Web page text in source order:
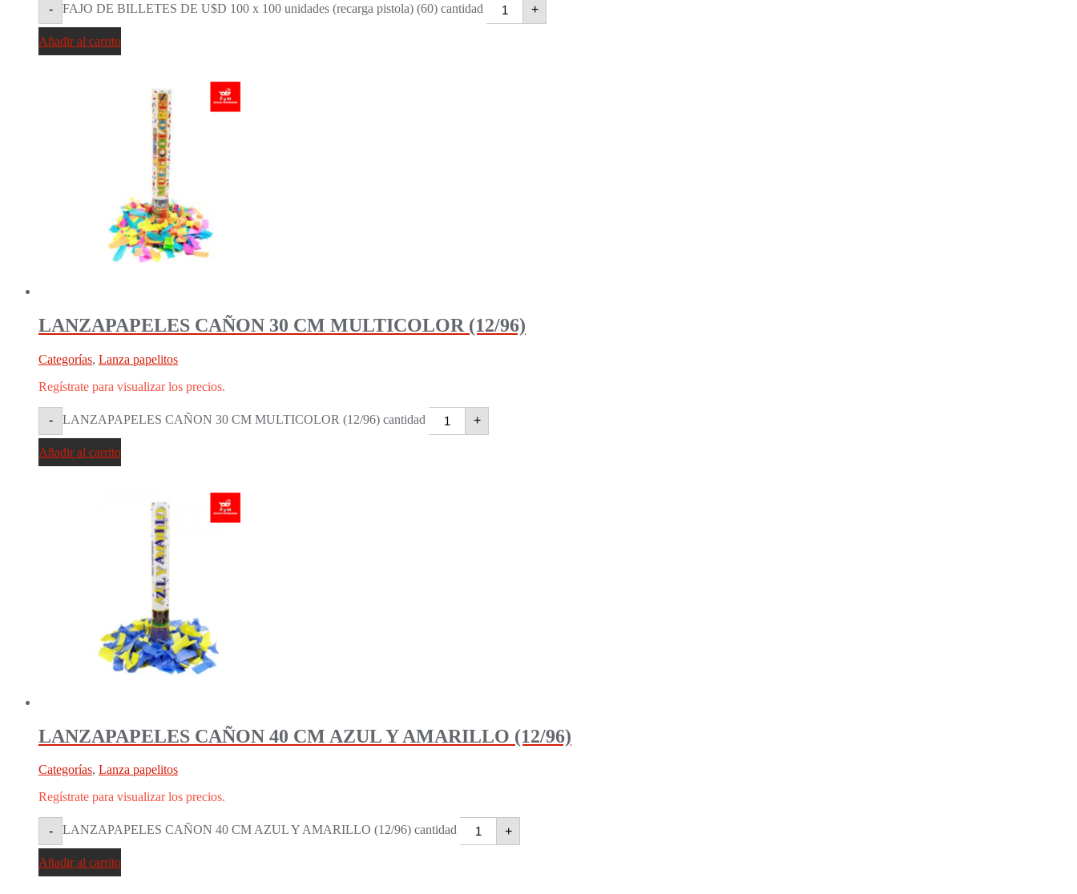
- FAJO DE BILLETES DE U$D 100 x 100 unidades (recarga pistola) (60) cantidad +
Añadir al carrito
LANZAPAPELES CAÑON 30 CM MULTICOLOR (12/96)
Categorías, Lanza papelitos
Regístrate para visualizar los precios.
- LANZAPAPELES CAÑON 30 CM MULTICOLOR (12/96) cantidad +
Añadir al carrito
LANZAPAPELES CAÑON 40 CM AZUL Y AMARILLO (12/96)
Categorías, Lanza papelitos
Regístrate para visualizar los precios.
- LANZAPAPELES CAÑON 40 CM AZUL Y AMARILLO (12/96) cantidad +
Añadir al carrito